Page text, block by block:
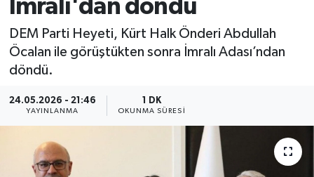
İmralı'dan döndü
DEM Parti Heyeti, Kürt Halk Önderi Abdullah
Öcalan ile görüştükten sonra İmralı Adası’ndan
döndü.
24.05.2026 - 21:46
YAYINLANMA
1 DK
OKUNMA SÜRESI